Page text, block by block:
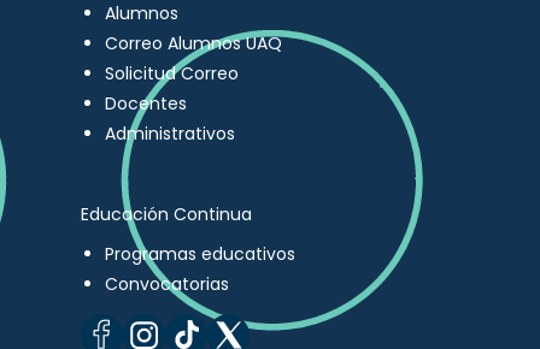
Alumnos
Correo Alumnos UAQ
Solicitud Correo
Docentes
Administrativos
Educación Continua
Programas educativos
Convocatorias